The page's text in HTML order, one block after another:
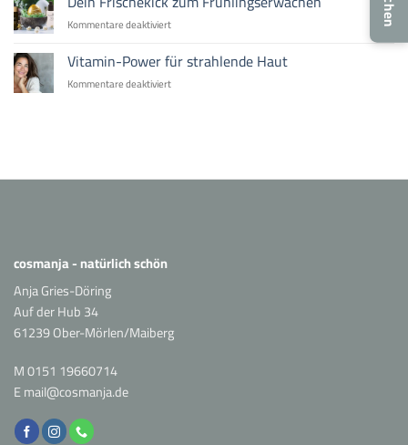
Osterzauber
Kommentare deaktiviertfür
Frischekick
zum
Frühlingserwachen
Vitamin-Power für strahlende Haut
Kommentare deaktiviertfür
cosmanja - natürlich schön
Anja Gries-Döring
Auf der Hub 34
61239 Ober-Mörlen/Maiberg
M0151 19660714
Email@cosmanja.de